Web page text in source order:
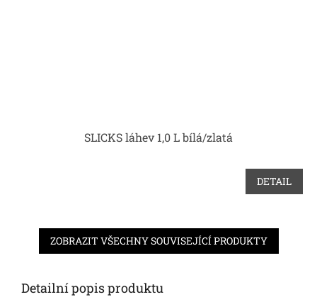
SLICKS láhev 1,0 L bílá/zlatá
DETAIL
ZOBRAZIT VŠECHNY SOUVISEJÍCÍ PRODUKTY
Detailní popis produktu